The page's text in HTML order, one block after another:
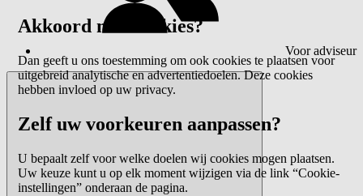
Voor adviseur
Akkoord met cookies?
Dan geeft u ons toestemming om ook cookies te plaatsen voor
uitgebreid analytische en advertentiedoelen. Deze cookies
hebben invloed op uw privacy.
Zelf uw voorkeuren aanpassen?
U bepaalt zelf voor welke doelen wij cookies mogen plaatsen.
Uw keuze kunt u op elk moment wijzigen via de link “Cookie-
instellingen” onderaan de pagina.